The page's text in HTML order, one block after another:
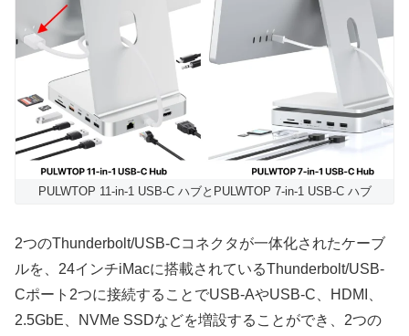
PULWTOP 11-in-1 USB-C ハブとPULWTOP 7-in-1 USB-C ハブ
2つのThunderbolt/USB-Cコネクタが一体化されたケーブ
ルを、24インチiMacに搭載されているThunderbolt/USB-
Cポート2つに接続することでUSB-AやUSB-C、HDMI、
2.5GbE、NVMe SSDなどを増設することができ、2つの